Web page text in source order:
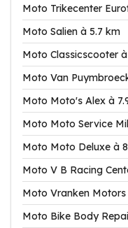
Moto Trikecenter
Moto Salien à 5.7 km
Moto Classicscooter
Moto Van
Moto Moto's Alex à
Moto Moto Service
Moto Moto Deluxe à
Moto V B Racing
Moto Vranken
Moto Bike Body